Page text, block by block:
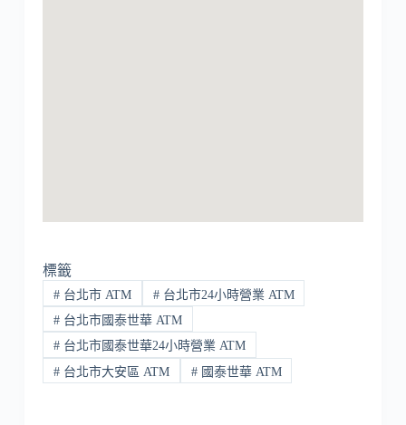
標籤
#台北市 ATM #台北市24小時營業 ATM
#台北市國泰世華 ATM
#台北市國泰世華24小時營業 ATM
#台北市大安區 ATM #國泰世華 ATM